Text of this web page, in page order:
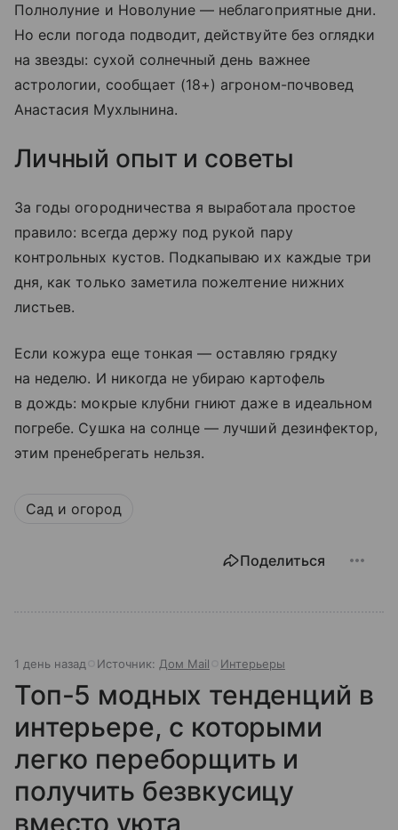
Полнолуние и Новолуние — неблагоприятные дни.
Но если погода подводит, действуйте без оглядки
на звезды: сухой солнечный день важнее
астрологии, сообщает (18+) агроном-почвовед
Анастасия Мухлынина.
Личный опыт и советы
За годы огородничества я выработала простое
правило: всегда держу под рукой пару
контрольных кустов. Подкапываю их каждые три
дня, как только заметила пожелтение нижних
листьев.
Если кожура еще тонкая — оставляю грядку
на неделю. И никогда не убираю картофель
в дождь: мокрые клубни гниют даже в идеальном
погребе. Сушка на солнце — лучший дезинфектор,
этим пренебрегать нельзя.
Сад и огород
Поделиться
1 день назад Источник: Дом Mail Интерьеры
Топ-5 модных тенденций в
интерьере, с которыми
легко переборщить и
получить безвкусицу
вместо уюта